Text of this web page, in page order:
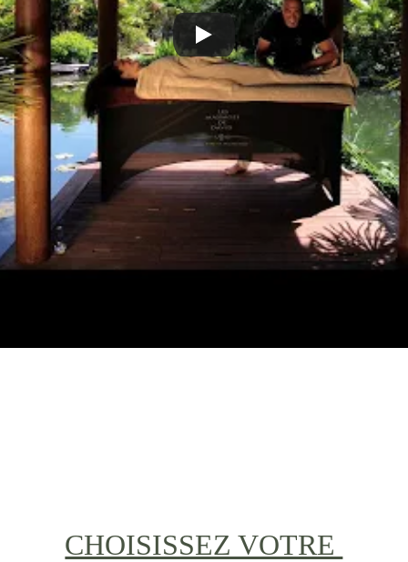
CHOISISSEZ VOTRE